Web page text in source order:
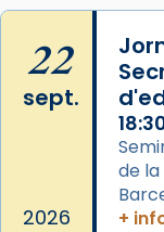
Memòria de
partir de
que les
eterna”) són
frare Joan
22
sept.
2026
de la
+